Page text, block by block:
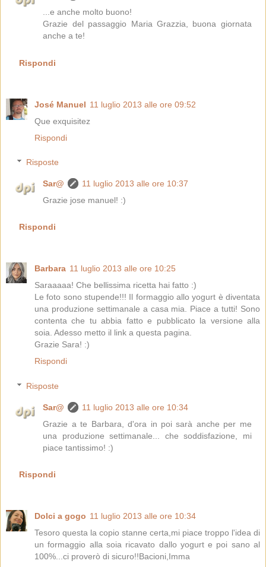
...e anche molto buono!
Grazie del passaggio Maria Grazzia, buona giornata
anche a te!
Rispondi
José Manuel 11 luglio 2013 alle ore 09:52
Que exquisitez
Rispondi
Risposte
Sar@
11 luglio 2013 alle ore 10:37
Grazie jose manuel! :)
Rispondi
Barbara 11 luglio 2013 alle ore 10:25
Saraaaaa! Che bellissima ricetta hai fatto :)
Le foto sono stupende!!! Il formaggio allo yogurt è diventata
una produzione settimanale a casa mia. Piace a tutti! Sono
contenta che tu abbia fatto e pubblicato la versione alla
soia. Adesso metto il link a questa pagina.
Grazie Sara! :)
Rispondi
Risposte
Sar@
11 luglio 2013 alle ore 10:34
Grazie a te Barbara, d'ora in poi sarà anche per me
una produzione settimanale... che soddisfazione, mi
piace tantissimo! :)
Rispondi
Dolci a gogo 11 luglio 2013 alle ore 10:34
Tesoro questa la copio stanne certa,mi piace troppo l'idea di
un formaggio alla soia ricavato dallo yogurt e poi sano al
100%...ci proverò di sicuro!!Bacioni,Imma